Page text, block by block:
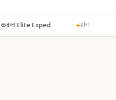
নাগরিকত্ব দিতেই CAA! ৩০০ মতুয়াকে